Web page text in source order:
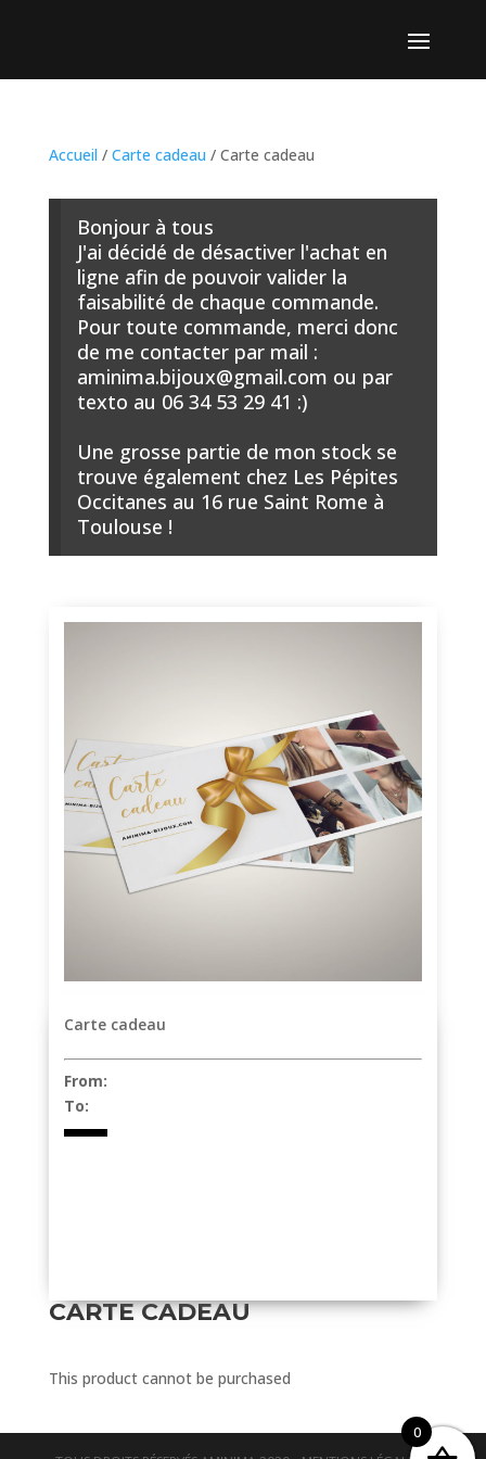
Accueil / Carte cadeau / Carte cadeau
Bonjour à tous
J'ai décidé de désactiver l'achat en
ligne afin de pouvoir valider la
faisabilité de chaque commande.
Pour toute commande, merci donc
de me contacter par mail :
aminima.bijoux@gmail.com ou par
texto au 06 34 53 29 41 :)
Une grosse partie de mon stock se
trouve également chez Les Pépites
Occitanes au 16 rue Saint Rome à
Toulouse !
Carte cadeau
From:
To:
CARTE CADEAU
This product cannot be purchased
0